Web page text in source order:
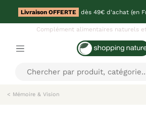
Livraison OFFERTE dès 49€ d'achat (en
Complément alimentaires naturels
< Mémoire & Vision